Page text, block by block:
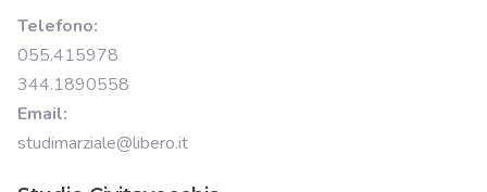
Telefono:
055.415978
344.1890558
Email:
studimarziale@libero.it